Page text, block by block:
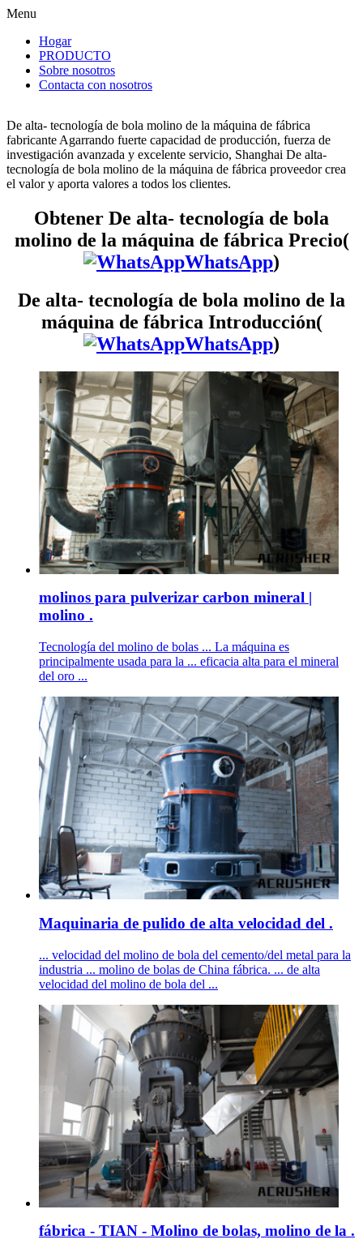
Menu
Hogar
PRODUCTO
Sobre nosotros
Contacta con nosotros
De alta- tecnología de bola molino de la máquina de fábrica
fabricante Agarrando fuerte capacidad de producción, fuerza de
investigación avanzada y excelente servicio, Shanghai De alta-
tecnología de bola molino de la máquina de fábrica proveedor crea
el valor y aporta valores a todos los clientes.
Obtener De alta- tecnología de bola
molino de la máquina de fábrica Precio(
WhatsApp)
De alta- tecnología de bola molino de la
máquina de fábrica Introducción(
WhatsApp)
molinos para pulverizar carbon mineral |
molino .
Tecnología del molino de bolas ... La máquina es
principalmente usada para la ... eficacia alta para el mineral
del oro ...
Maquinaria de pulido de alta velocidad del .
... velocidad del molino de bola del cemento/del metal para la
industria ... molino de bolas de China fábrica. ... de alta
velocidad del molino de bola del ...
fábrica - TIAN - Molino de bolas, molino de la .